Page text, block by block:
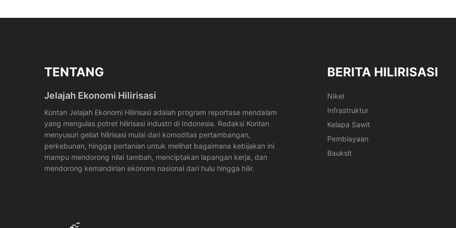
TENTANG
Jelajah Ekonomi Hilirisasi
Kontan Jelajah Ekonomi Hilirisasi adalah program reportase mendalam
yang mengulas potret hilirisasi industri di Indonesia. Redaksi Kontan
menyusuri geliat hilirisasi mulai dari komoditas pertambangan,
perkebunan, hingga pertanian untuk melihat bagaimana kebijakan ini
mampu mendorong nilai tambah, menciptakan lapangan kerja, dan
mendorong kemandirian ekonomi nasional dari hulu hingga hilir.
BERITA HILIRISASI
Nikel
Infrastruktur
Kelapa Sawit
Pembiayaan
Bauksit